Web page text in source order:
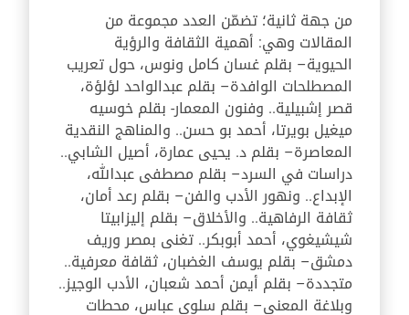
من جهة ثانية؛ تضمّن العدد مجموعة من
المقالات وهي: أهمية الثقافة والرؤية
الحيوية– بقلم غسان كامل ونوس، حول تعريب
المصطلحات الوافدة– بقلم عبدالواحد لؤلؤة،
قصر إشبيلية.. وفنون المعمار- بقلم خوسيه
ميغيل بويرتا، أحمد بو حسن.. والمناهج النقدية
المعاصرة– بقلم د. يحيى عمارة، أصيل الشابي..
دراسات في السرد– بقلم مصطفى عبدالله،
الإبداع.. ونهور الأدب والفن– بقلم رعد أمان،
ثقافة الرفاهية.. والأخلاق– بقلم إليزابيتا
شيشيغوي، أحمد أبوبكر.. تغنى بمصر وريف
دمشق– بقلم يوسف الغضبان، ثقافة معرفية..
متجددة– بقلم أيمن أحمد شعبان، الأدب الوجيز..
وبلاغة المعنى– بقلم سلوى عباس، محطات